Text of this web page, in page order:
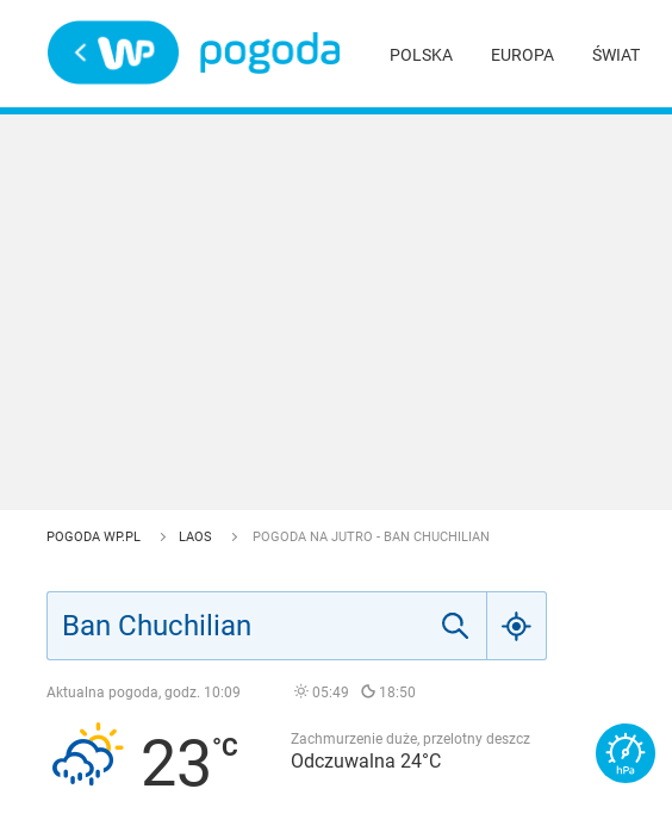
POLSKA EUROPA ŚWIAT
POGODA WP.PL LAOS POGODA NA JUTRO - BAN CHUCHILIAN
Aktualna pogoda, godz. 10:09 05:49 18:50
23 Zachmurzenie duże, przelotny deszcz
Odczuwalna 24°C